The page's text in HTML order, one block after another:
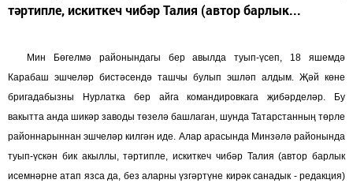
тәртипле, искиткеч чибәр Талия (автор барлык...
Мин Бөгелмә районындагы бер авылда туып-үсеп, 18 яшемдә
Карабаш эшчеләр бистәсендә ташчы булып эшләп алдым. Җәй көне
бригадабызны Нурлатка бер айга командировкага җибәрделәр. Бу
вакытта анда шикәр заводы төзелә башлаган, шунда Татарстанның төрле
районнарыннан эшчеләр килгән иде. Алар арасында Минзәлә районында
туып-үскән бик акыллы, тәртипле, искиткеч чибәр Талия (автор барлык
исемнәрне атап язса да, без аларны үзгәртүне кирәк санадык - редакция)